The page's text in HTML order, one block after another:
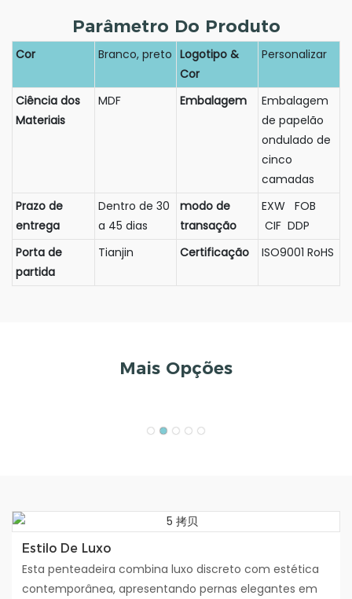
Parâmetro Do Produto
Cor Branco, preto Logotipo &
Cor
Personalizar
Ciência dos
Materiais
MDF Embalagem
Embalagem
de papelão
ondulado de
cinco
camadas
Prazo de
entrega
Dentro de 30
a 45 dias
modo de
transação
EXW FOB
CIF DDP
Porta de
partida
Tianjin Certificação ISO9001 RoHS
Mais Opções
Estilo De Luxo
Esta penteadeira combina luxo discreto com estética
contemporânea, apresentando pernas elegantes em